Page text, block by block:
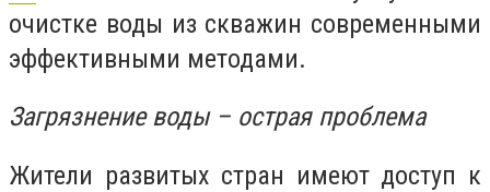
очистке воды из скважин современными
эффективными методами.
Загрязнение воды – острая проблема
Жители развитых стран имеют доступ к